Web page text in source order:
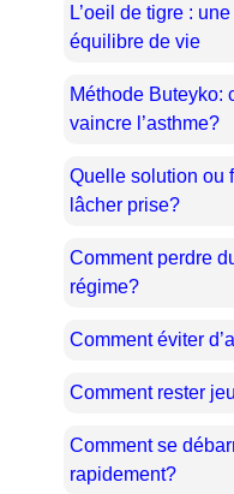
L’oeil de tigre :
équilibre de vie
Méthode Buteyko:
vaincre l’asthme?
Quelle solution ou
lâcher prise?
Comment perdre
régime?
Comment éviter
Comment rester
Comment se
rapidement?